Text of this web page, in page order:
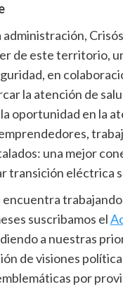
administración,
de este territorio,
en
la atención de
oportunidad en la
una mejor
transición eléctrica
suscribamos el
a nuestras
de visiones
por